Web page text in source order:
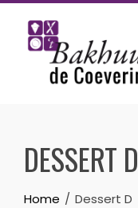
Skip
content
DESSERT D
Home Dessert D